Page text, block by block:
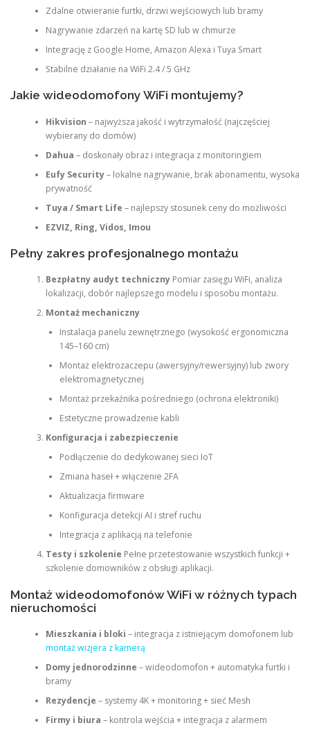
Zdalne otwieranie furtki, drzwi wejściowych lub bramy
Nagrywanie zdarzeń na kartę SD lub w chmurze
Integrację z Google Home, Amazon Alexa i Tuya Smart
Stabilne działanie na WiFi 2.4 / 5 GHz
Jakie wideodomofony WiFi montujemy?
Hikvision – najwyższa jakość i wytrzymałość (najczęściej
wybierany do domów)
Dahua – doskonały obraz i integracja z monitoringiem
Eufy Security– lokalne nagrywanie, brak abonamentu, wysoka
prywatność
Tuya / Smart Life – najlepszy stosunek ceny do możliwości
EZVIZ, Ring, Vidos, Imou
Pełny zakres profesjonalnego montażu
Bezpłatny audyt technicznyPomiar zasięgu WiFi, analiza
lokalizacji, dobór najlepszego modelu i sposobu montażu.
Montaż mechaniczny
Instalacja panelu zewnętrznego (wysokość ergonomiczna
145–160 cm)
Montaż elektrozaczepu (awersyjny/rewersyjny) lub zwory
elektromagnetycznej
Montaż przekaźnika pośredniego (ochrona elektroniki)
Estetyczne prowadzenie kabli
Konfiguracja i zabezpieczenie
Podłączenie do dedykowanej sieci IoT
Zmiana haseł + włączenie 2FA
Aktualizacja firmware
Konfiguracja detekcji AI i stref ruchu
Integracja z aplikacją na telefonie
Testy i szkolenie Pełne przetestowanie wszystkich funkcji +
szkolenie domowników z obsługi aplikacji.
Montaż wideodomofonów WiFi w różnych typach
nieruchomości
Mieszkania i bloki – integracja z istniejącym domofonem lub
montaż wizjera z kamerą
Domy jednorodzinne – wideodomofon + automatyka furtki i
bramy
Rezydencje – systemy 4K + monitoring + sieć Mesh
Firmy i biura – kontrola wejścia + integracja z alarmem